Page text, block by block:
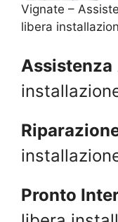
Vignate –
libera
Assistenza
Pronto